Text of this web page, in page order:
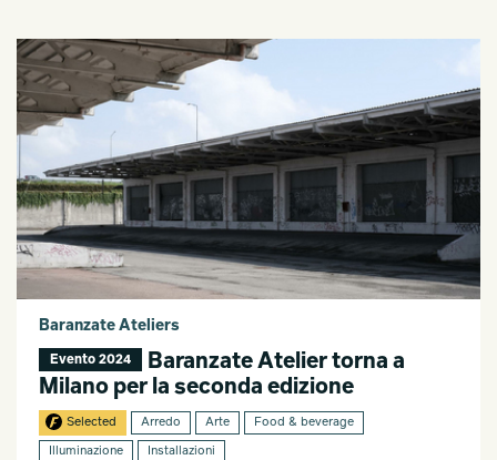
Baranzate Ateliers
Evento 2024
Baranzate Atelier torna a
Milano per la seconda edizione
Selected Arredo Arte Food & beverage
Illuminazione Installazioni